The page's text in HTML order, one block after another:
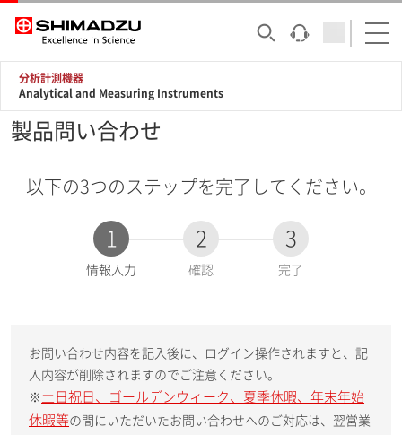
分析計測機器
Analytical and Measuring Instruments
製品問い合わせ
以下の3つのステップを完了してください。
1
現
情報入力
2
確認
3
完了
お問い合わせ内容を記入後に、ログイン操作されますと、記
入内容が削除されますのでご注意ください。
※ 土日祝日、ゴールデンウィーク、夏季休暇、年末年始
休暇等の間にいただいたお問い合わせへのご対応は、翌営業